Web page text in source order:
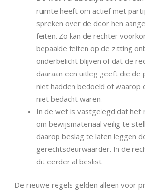
ruimte heeft om actief met
spreken over de door hen
feiten. Zo kan de rechter
bepaalde feiten op de zitting
onderbelicht blijven of dat de
daaraan een uitleg geeft die de
niet hadden bedoeld of waarop
niet bedacht waren.
In de wet is vastgelegd dat het
om bewijsmateriaal veilig te
daarop beslag te laten leggen
gerechtsdeurwaarder. In de
dit eerder al beslist.
De nieuwe regels gelden alleen voor